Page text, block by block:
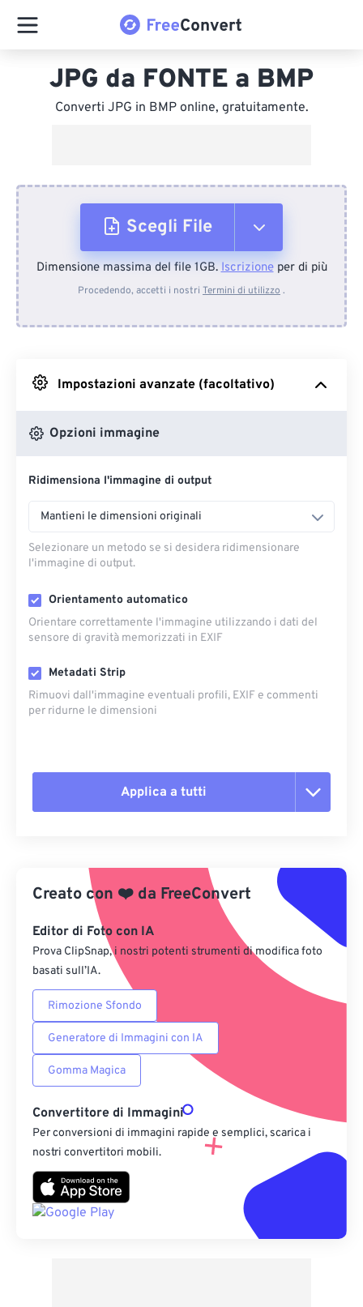
JPG da FONTE a BMP
Converti JPG in BMP online, gratuitamente.
Scegli File
Dal dispositivo
Da Google Drive
Dimensione massima del file 1GB.Iscrizioneper di più
Procedendo, accetti i nostri Termini di utilizzo .
Impostazioni avanzate (facoltativo)
Opzioni immagine
Ridimensiona l'immagine di output
Mantieni le dimensioni originali
Selezionare un metodo se si desidera ridimensionare
l'immagine di output.
Orientamento automatico
Orientare correttamente l'immagine utilizzando i dati del
sensore di gravità memorizzati in EXIF
Metadati Strip
Rimuovi dall'immagine eventuali profili, EXIF ​​e commenti
per ridurne le dimensioni
Applica a tutti
Applica da preimpostazione
Salva come predefinito
Creato con ❤️ da FreeConvert
Editor di Foto con IA
Prova ClipSnap, i nostri potenti strumenti di modifica foto
basati sull’IA.
Rimozione Sfondo
Generatore di Immagini con IA
Gomma Magica
Convertitore di Immagini
Per conversioni di immagini rapide e semplici, scarica i
nostri convertitori mobili.